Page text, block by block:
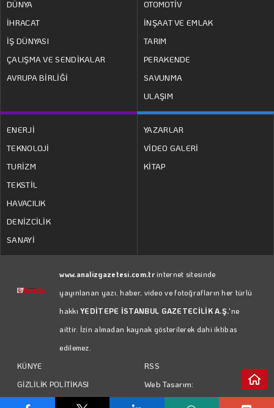
DÜNYA
İHRACAT
İŞ DÜNYASI
ÇALIŞMA VE SENDİKALAR
AVRUPA BİRLİĞİ
OTOMOTİV
İNŞAAT VE EMLAK
TARIM
PERAKENDE
SAVUNMA
ULAŞIM
ENERJİ
TEKNOLOJİ
TURİZM
TEKSTİL
HAVACILIK
DENİZCİLİK
SANAYİ
YAZARLAR
VİDEO GALERİ
KİTAP
www.analizgazetesi.com.trinternet sitesinde
yayınlanan yazı, haber, video ve fotoğrafların her türlü
hakkıYEDİTEPE İSTANBUL GAZETECİLİK A.Ş.'ne
aittir. İzin almadan kaynak gösterilerek dahi iktibas
edilemez.
KÜNYE
GİZLİLİK POLİTİKASI
KULLANIM KOŞULLARI
RSS
Web Tasarım: